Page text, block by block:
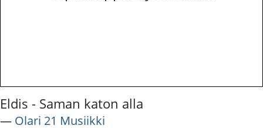
Eldis - Saman katon alla
― Olari 21 Musiikki